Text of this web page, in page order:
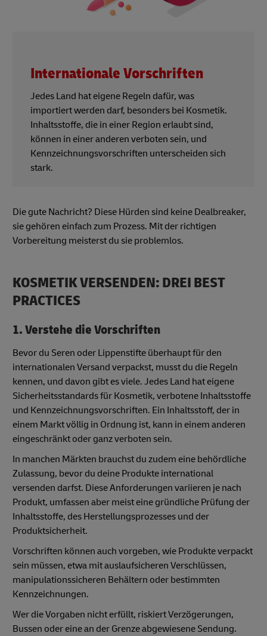
Internationale Vorschriften
Jedes Land hat eigene Regeln dafür, was
importiert werden darf, besonders bei Kosmetik.
Inhaltsstoffe, die in einer Region erlaubt sind,
können in einer anderen verboten sein, und
Kennzeichnungsvorschriften unterscheiden sich
stark.
Die gute Nachricht? Diese Hürden sind keine Dealbreaker,
sie gehören einfach zum Prozess. Mit der richtigen
Vorbereitung meisterst du sie problemlos.
KOSMETIK VERSENDEN: DREI BEST
PRACTICES
1. Verstehe die Vorschriften
Bevor du Seren oder Lippenstifte überhaupt für den
internationalen Versand verpackst, musst du die Regeln
kennen, und davon gibt es viele. Jedes Land hat eigene
Sicherheitsstandards für Kosmetik, verbotene Inhaltsstoffe
und Kennzeichnungsvorschriften. Ein Inhaltsstoff, der in
einem Markt völlig in Ordnung ist, kann in einem anderen
eingeschränkt oder ganz verboten sein.
In manchen Märkten brauchst du zudem eine behördliche
Zulassung, bevor du deine Produkte international
versenden darfst. Diese Anforderungen variieren je nach
Produkt, umfassen aber meist eine gründliche Prüfung der
Inhaltsstoffe, des Herstellungsprozesses und der
Produktsicherheit.
Vorschriften können auch vorgeben, wie Produkte verpackt
sein müssen, etwa mit auslaufsicheren Verschlüssen,
manipulationssicheren Behältern oder bestimmten
Kennzeichnungen.
Wer die Vorgaben nicht erfüllt, riskiert Verzögerungen,
Bussen oder eine an der Grenze abgewiesene Sendung.